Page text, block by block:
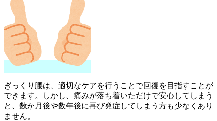
ぎっくり腰は、適切なケアを行うことで回復を目指すことが
できます。しかし、痛みが落ち着いただけで安心してしまう
と、数か月後や数年後に再び発症してしまう方も少なくあり
ません。